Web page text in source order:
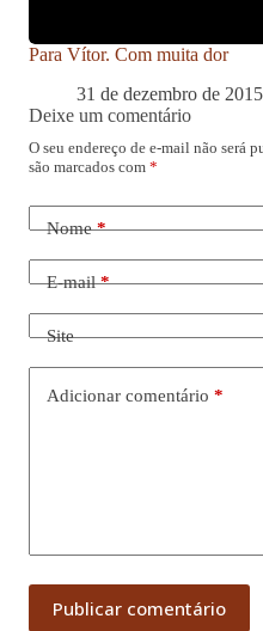
Para Vítor. Com muita dor
31 de dezembro de 2015
Deixe um comentário
O seu endereço de e-mail não será
são marcados com *
Nome*
E-mail*
Site
Adicionar comentário *
Publicar comentário